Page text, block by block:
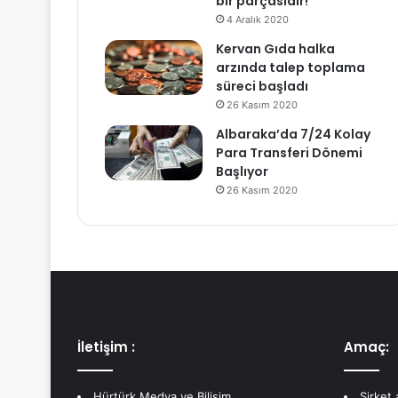
4 Aralık 2020
Kervan Gıda halka
arzında talep toplama
süreci başladı
26 Kasım 2020
Albaraka’da 7/24 Kolay
Para Transferi Dönemi
Başlıyor
26 Kasım 2020
İletişim : Amaç: